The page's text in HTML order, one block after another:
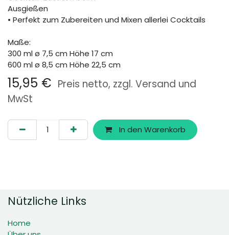
Ausgießen
• Perfekt zum Zubereiten und Mixen allerlei Cocktails
Maße:
300 ml ø 7,5 cm Höhe 17 cm
600 ml ø 8,5 cm Höhe 22,5 cm
15,95 € Preis netto, zzgl. Versand und
MwSt
In den Warenkorb
Nützliche Links
Home